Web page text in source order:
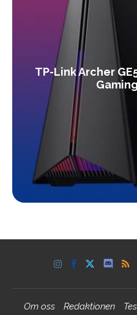
TP-Link Archer
Om oss Redaktionen